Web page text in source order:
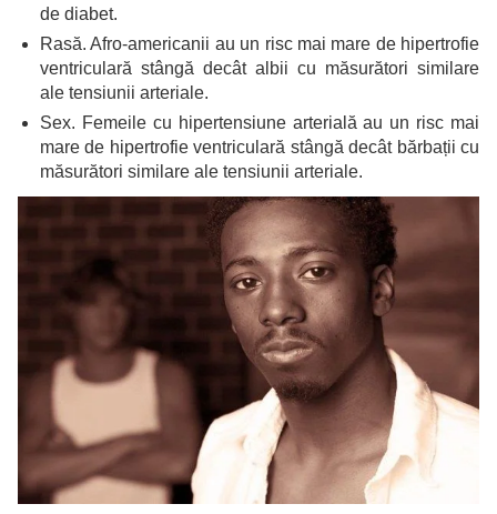
de diabet.
Rasă. Afro-americanii au un risc mai mare de hipertrofie
ventriculară stângă decât albii cu măsurători similare
ale tensiunii arteriale.
Sex. Femeile cu hipertensiune arterială au un risc mai
mare de hipertrofie ventriculară stângă decât bărbații cu
măsurători similare ale tensiunii arteriale.